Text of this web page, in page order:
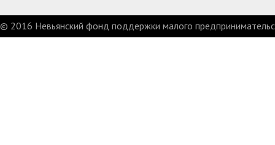
© 2016 Невьянский фонд поддержки малого